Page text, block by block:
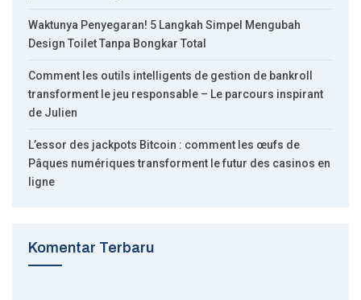
Waktunya Penyegaran! 5 Langkah Simpel Mengubah
Design Toilet Tanpa Bongkar Total
Comment les outils intelligents de gestion de bankroll
transforment le jeu responsable – Le parcours inspirant
de Julien
L’essor des jackpots Bitcoin : comment les œufs de
Pâques numériques transforment le futur des casinos en
ligne
Komentar Terbaru